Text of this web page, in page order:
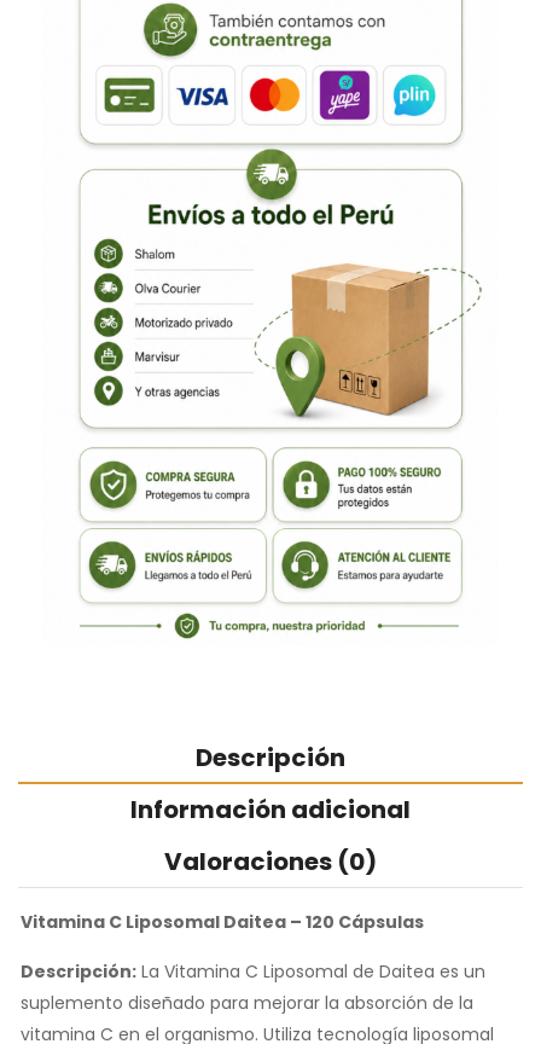
Descripción
Información adicional
Valoraciones (0)
Vitamina C Liposomal Daitea – 120 Cápsulas
Descripción: La Vitamina C Liposomal de Daitea es un
suplemento diseñado para mejorar la absorción de la
vitamina C en el organismo. Utiliza tecnología liposomal